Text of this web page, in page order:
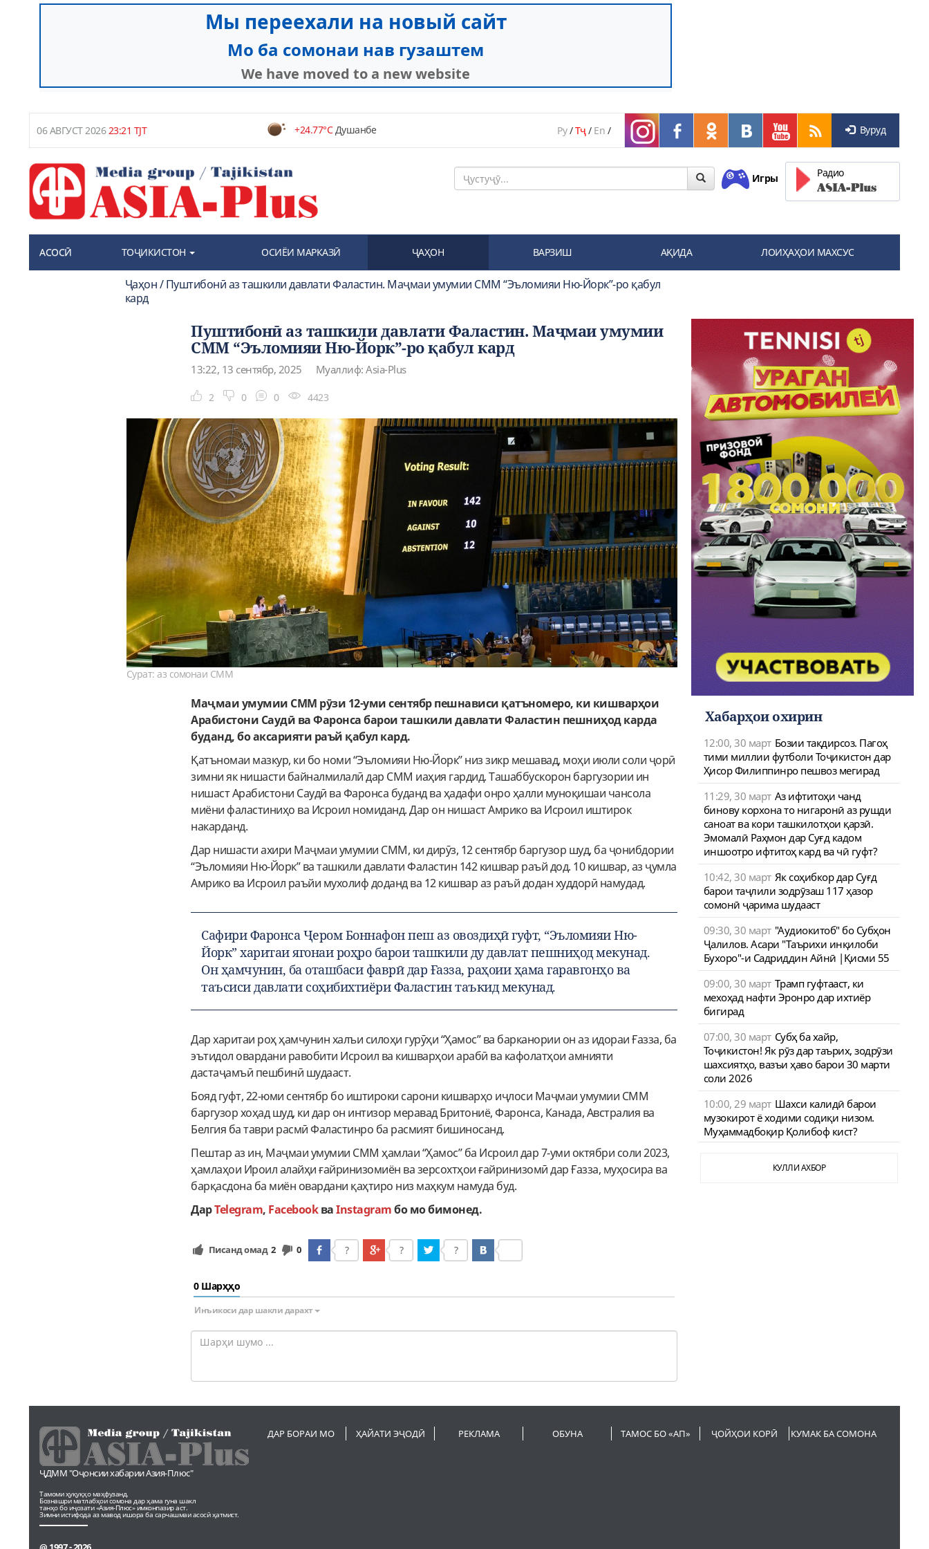
06 АВГУСТ 202623:21 TJT +24.77°CДушанбе Ру/Тҷ/ En / Вуруд
Игры Радио
АСОСӢ ТОҶИКИСТОН ОСИЁИ МАРКАЗӢ ҶАҲОН ВАРЗИШ АҚИДА ЛОИҲАҲОИ МАХСУС
Ҷаҳон / Пуштибонӣ аз ташкили давлати Фаластин. Маҷмаи умумии СММ “Эъломияи Ню-Йорк”-ро қабул
кард
Пуштибонӣ аз ташкили давлати Фаластин. Маҷмаи умумии
СММ “Эъломияи Ню-Йорк”-ро қабул кард
13:22, 13 сентябр, 2025 Муаллиф: Asia-Plus
2 0 0 4423
Сурат: аз сомонаи СММ
Маҷмаи умумии СММ рӯзи 12-уми сентябр пешнависи қатъномеро, ки кишварҳои
Арабистони Саудӣ ва Фаронса барои ташкили давлати Фаластин пешниҳод карда
буданд, бо аксарияти раъй қабул кард.
Қатъномаи мазкур, ки бо номи “Эъломияи Ню-Йорк” низ зикр мешавад, моҳи июли соли ҷорӣ
зимни як нишасти байналмилалӣ дар СММ иаҳия гардид. Ташаббускорон баргузории ин
нишаст Арабистони Саудӣ ва Фаронса буданд ва ҳадафи онро ҳалли муноқишаи чансола
миёни фаластиниҳо ва Исроил номиданд. Дар он нишаст Амрико ва Исроил иштирок
накарданд.
Дар нишасти ахири Маҷмаи умумии СММ, ки дирӯз, 12 сентябр баргузор шуд, ба ҷонибдории
“Эъломияи Ню-Йорк” ва ташкили давлати Фаластин 142 кишвар раъй дод. 10 кишвар, аз ҷумла
Амрико ва Исроил раъйи мухолиф доданд ва 12 кишвар аз раъй додан худдорӣ намудад.
Сафири Фаронса Ҷером Боннафон пеш аз овоздиҳӣ гуфт, “Эъломияи Ню-
Йорк” харитаи ягонаи роҳро барои ташкили ду давлат пешниҳод мекунад.
Он ҳамчунин, ба оташбаси фаврӣ дар Ғазза, раҳоии ҳама гаравгонҳо ва
таъсиси давлати соҳибихтиёри Фаластин таъкид мекунад.
Дар харитаи роҳ ҳамчунин халъи силоҳи гурӯҳи “Ҳамос” ва барканории он аз идораи Ғазза, ба
эътидол овардани равобити Исроил ва кишварҳои арабӣ ва кафолатҳои амнияти
дастаҷамъӣ пешбинӣ шудааст.
Бояд гуфт, 22-юми сентябр бо иштироки сарони кишварҳо иҷлоси Маҷмаи умумии СММ
баргузор хоҳад шуд, ки дар он интизор меравад Бритониё, Фаронса, Канада, Австралия ва
Белгия ба таври расмӣ Фаластинро ба расмият бишиносанд.
Пештар аз ин, Маҷмаи умумии СММ ҳамлаи “Ҳамос” ба Исроил дар 7-уми октябри соли 2023,
ҳамлаҳои Ироил алайҳи ғайринизомиён ва зерсохтҳои ғайринизомӣ дар Ғазза, муҳосира ва
барқасдона ба миён овардани қаҳтиро низ маҳкум намуда буд.
ДарTelegram, FacebookваInstagramбо мо бимонед.
Писанд омад 2 0 ? ? ?
0 Шарҳҳо
Инъикоси дар шакли дарахт
Хабарҳои охирин
12:00, 30 март Бозии тақдирсоз. Пагоҳ
тими миллии футболи Тоҷикистон дар
Ҳисор Филиппинро пешвоз мегирад
11:29, 30 март Аз ифтитоҳи чанд
бинову корхона то нигаронӣ аз рушди
саноат ва кори ташкилотҳои қарзӣ.
Эмомалӣ Раҳмон дар Суғд кадом
иншоотро ифтитоҳ кард ва чӣ гуфт?
10:42, 30 март Як соҳибкор дар Суғд
барои таҷлили зодрӯзаш 117 ҳазор
сомонӣ ҷарима шудааст
09:30, 30 март "Аудиокитоб" бо Субҳон
Ҷалилов. Асари "Таърихи инқилоби
Бухоро"-и Садриддин Айнӣ |Қисми 55
09:00, 30 март Трамп гуфтааст, ки
мехоҳад нафти Эронро дар ихтиёр
бигирад
07:00, 30 март Субҳ ба хайр,
Тоҷикистон! Як рӯз дар таърих, зодрӯзи
шахсиятҳо, вазъи ҳаво барои 30 марти
соли 2026
10:00, 29 март Шахси калидӣ барои
музокирот ё ходими содиқи низом.
Муҳаммадбоқир Қолибоф кист?
КУЛЛИ АХБОР
ДАР БОРАИ МО ҲАЙАТИ ЭҶОДӢ РЕКЛАМА ОБУНА ТАМОС БО «АП» ҶОЙҲОИ КОРӢ КУМАК БА СОМОНА
ҶДММ "Оҷонсии хабарии Азия-Плюс"
Тамоми ҳуқуқҳо маҳфузанд.
Бознашри матлабҳои сомона дар ҳама гуна шакл
танҳо бо иҷозати «Азия-Плюс» имконпазир аст.
Зимни истифода аз мавод ишора ба сарчашмаи асосӣ ҳатмист.